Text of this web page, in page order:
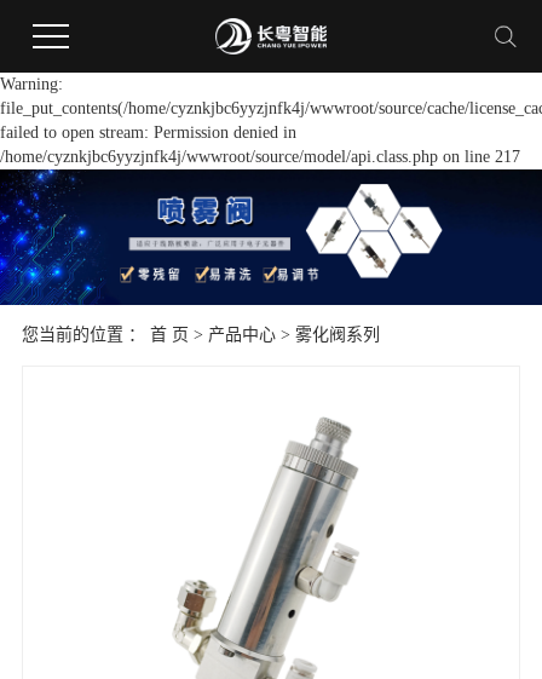
Warning:
file_put_contents(/home/cyznkjbc6yyzjnfk4j/wwwroot/source/cache/
failed to open stream: Permission denied in
/home/cyznkjbc6yyzjnfk4j/wwwroot/source/model/api.class.php on line 217
您当前的位置 ： 首 页 > 产品中心> 雾化阀系列